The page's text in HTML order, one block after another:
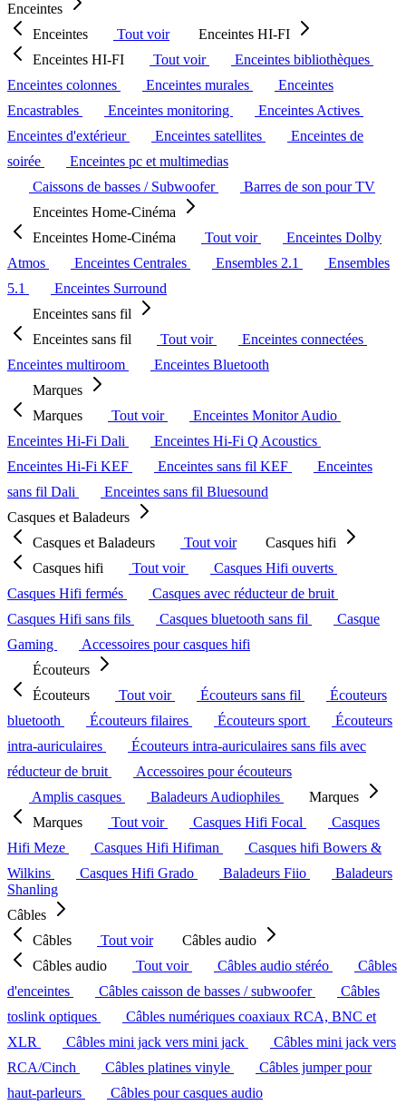
Enceintes
Enceintes
Tout voir
Enceintes HI-FI
Enceintes HI-FI
Tout voir
Enceintes bibliothèques
Enceintes colonnes
Enceintes murales
Enceintes
Encastrables
Enceintes monitoring
Enceintes Actives
Enceintes d'extérieur
Enceintes satellites
Enceintes de
soirée
Enceintes pc et multimedias
Caissons de basses / Subwoofer
Barres de son pour TV
Enceintes Home-Cinéma
Enceintes Home-Cinéma
Tout voir
Enceintes Dolby
Atmos
Enceintes Centrales Ensembles 2.1
Ensembles
5.1
Enceintes Surround
Enceintes sans fil
Enceintes sans fil
Tout voir
Enceintes connectées
Enceintes multiroom
Enceintes Bluetooth
Marques
Marques
Tout voir
Enceintes Monitor Audio
Enceintes Hi-Fi Dali
Enceintes Hi-Fi Q Acoustics
Enceintes Hi-Fi KEF
Enceintes sans fil KEF
Enceintes
sans fil Dali
Enceintes sans fil Bluesound
Casques et Baladeurs
Casques et Baladeurs
Tout voir
Casques hifi
Casques hifi
Tout voir
Casques Hifi ouverts
Casques Hifi fermés
Casques avec réducteur de bruit
Casques Hifi sans fils
Casques bluetooth sans fil
Casque
Gaming
Accessoires pour casques hifi
Écouteurs
Écouteurs
Tout voir Écouteurs sans fil
Écouteurs
bluetooth
Écouteurs filaires Écouteurs sport
Écouteurs
intra-auriculaires
Écouteurs intra-auriculaires sans fils avec
réducteur de bruit
Accessoires pour écouteurs
Amplis casques
Baladeurs Audiophiles
Marques
Marques
Tout voir Casques Hifi Focal
Casques
Hifi Meze
Casques Hifi Hifiman
Casques hifi Bowers &
Wilkins
Casques Hifi Grado Baladeurs Fiio
Baladeurs
Shanling
Câbles
Câbles
Tout voir
Câbles audio
Câbles audio
Tout voir Câbles audio stéréo
Câbles
d'enceintes
Câbles caisson de basses / subwoofer
Câbles
toslink optiques
Câbles numériques coaxiaux RCA, BNC et
XLR
Câbles mini jack vers mini jack
Câbles mini jack vers
RCA/Cinch
Câbles platines vinyle
Câbles jumper pour
haut-parleurs
Câbles pour casques audio